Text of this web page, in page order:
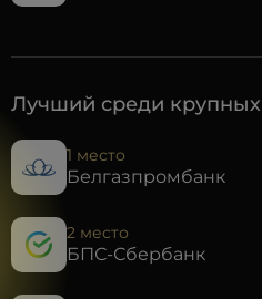
Лучший среди крупных
1 место
Белгазпромбанк
2 место
БПС-Сбербанк